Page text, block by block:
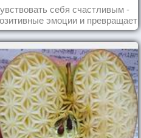
себя счастливым -
эмоции и превращает
праздник.